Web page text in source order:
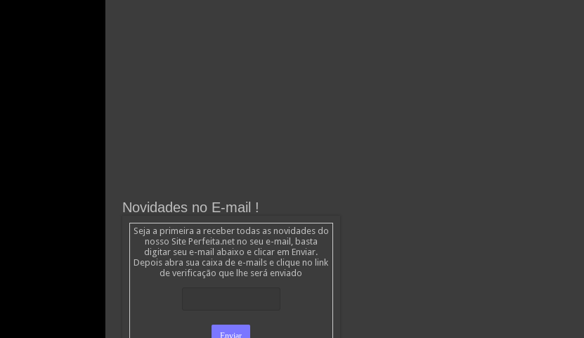
Novidades no E-mail !
Seja a primeira a receber todas as novidades do
nosso Site Perfeita.net no seu e-mail, basta
digitar seu e-mail abaixo e clicar em Enviar.
Depois abra sua caixa de e-mails e clique no link
de verificação que lhe será enviado